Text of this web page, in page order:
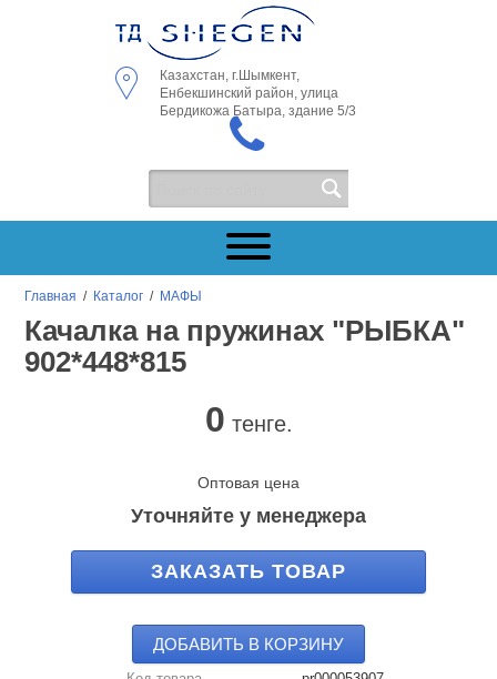
Казахстан, г.Шымкент,
Енбекшинский район, улица
Бердикожа Батыра, здание 5/3
Главная / Каталог / МАФЫ
Качалка на пружинах "РЫБКА"
902*448*815
0 тенге.
Оптовая цена
Уточняйте у менеджера
ЗАКАЗАТЬ ТОВАР
ДОБАВИТЬ В КОРЗИНУ